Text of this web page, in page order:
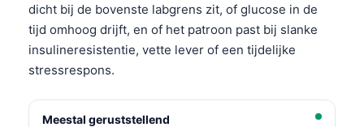
dicht bij de bovenste labgrens zit, of glucose in de
tijd omhoog drijft, en of het patroon past bij slanke
insulineresistentie, vette lever of een tijdelijke
stressrespons.
Meestal geruststellend